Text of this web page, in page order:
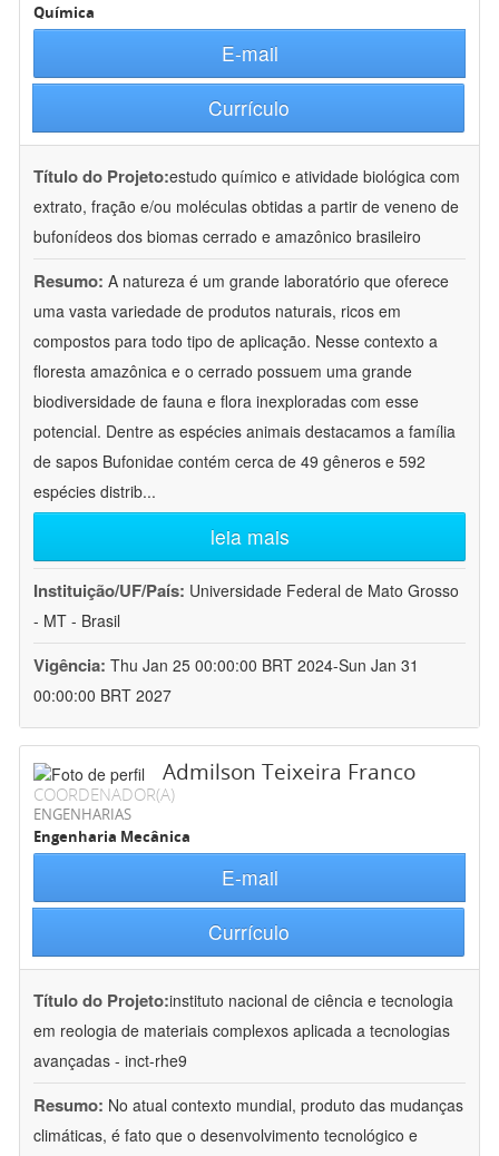
Química
E-mail
Currículo
Título do Projeto:estudo químico e atividade biológica com
extrato, fração e/ou moléculas obtidas a partir de veneno de
bufonídeos dos biomas cerrado e amazônico brasileiro
Resumo: A natureza é um grande laboratório que oferece
uma vasta variedade de produtos naturais, ricos em
compostos para todo tipo de aplicação. Nesse contexto a
floresta amazônica e o cerrado possuem uma grande
biodiversidade de fauna e flora inexploradas com esse
potencial. Dentre as espécies animais destacamos a família
de sapos Bufonidae contém cerca de 49 gêneros e 592
espécies distrib...
leia mais
Instituição/UF/País: Universidade Federal de Mato Grosso
- MT - Brasil
Vigência: Thu Jan 25 00:00:00 BRT 2024-Sun Jan 31
00:00:00 BRT 2027
Admilson Teixeira Franco
COORDENADOR(A)
ENGENHARIAS
Engenharia Mecânica
E-mail
Currículo
Título do Projeto:instituto nacional de ciência e tecnologia
em reologia de materiais complexos aplicada a tecnologias
avançadas - inct-rhe9
Resumo: No atual contexto mundial, produto das mudanças
climáticas, é fato que o desenvolvimento tecnológico e